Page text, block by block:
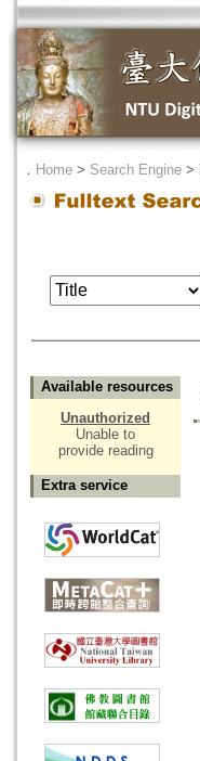
． Home > Search Engine >
Available resources
Unauthorized
Unable to
provide reading
Extra service